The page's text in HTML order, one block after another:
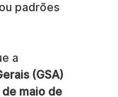
padrões
a
(GSA)
maio de